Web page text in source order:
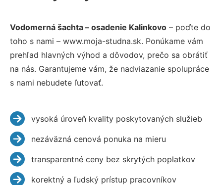
Vodomerná šachta – osadenie Kalinkovo – poďte do
toho s nami – www.moja-studna.sk. Ponúkame vám
prehľad hlavných výhod a dôvodov, prečo sa obrátiť
na nás. Garantujeme vám, že nadviazanie spolupráce
s nami nebudete ľutovať.
vysoká úroveň kvality poskytovaných služieb
nezáväzná cenová ponuka na mieru
transparentné ceny bez skrytých poplatkov
korektný a ľudský prístup pracovníkov